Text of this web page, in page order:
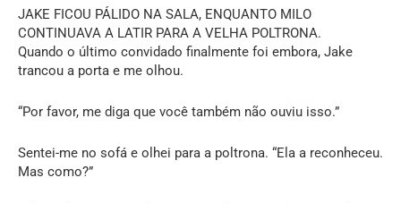
JAKE FICOU PÁLIDO NA SALA, ENQUANTO MILO
CONTINUAVA A LATIR PARA A VELHA POLTRONA.
Quando o último convidado finalmente foi embora, Jake
trancou a porta e me olhou.
“Por favor, me diga que você também não ouviu isso.”
Sentei-me no sofá e olhei para a poltrona. “Ela a reconheceu.
Mas como?”